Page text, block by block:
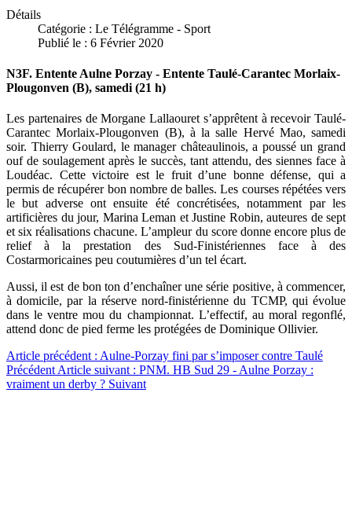
Détails
Catégorie : Le Télégramme - Sport
Publié le : 6 Février 2020
N3F. Entente Aulne Porzay - Entente Taulé-Carantec Morlaix-
Plougonven (B), samedi (21 h)
Les partenaires de Morgane Lallaouret s’apprêtent à recevoir Taulé-
Carantec Morlaix-Plougonven (B), à la salle Hervé Mao, samedi
soir. Thierry Goulard, le manager châteaulinois, a poussé un grand
ouf de soulagement après le succès, tant attendu, des siennes face à
Loudéac. Cette victoire est le fruit d’une bonne défense, qui a
permis de récupérer bon nombre de balles. Les courses répétées vers
le but adverse ont ensuite été concrétisées, notamment par les
artificières du jour, Marina Leman et Justine Robin, auteures de sept
et six réalisations chacune. L’ampleur du score donne encore plus de
relief à la prestation des Sud-Finistériennes face à des
Costarmoricaines peu coutumières d’un tel écart.
Aussi, il est de bon ton d’enchaîner une série positive, à commencer,
à domicile, par la réserve nord-finistérienne du TCMP, qui évolue
dans le ventre mou du championnat. L’effectif, au moral regonflé,
attend donc de pied ferme les protégées de Dominique Ollivier.
Article précédent : Aulne-Porzay fini par s’imposer contre Taulé
Précédent Article suivant : PNM. HB Sud 29 - Aulne Porzay :
vraiment un derby ? Suivant